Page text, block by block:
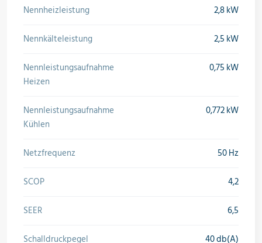
Nennheizleistung
2,8 kW
Nennkälteleistung
2,5 kW
Nennleistungsaufnahme
Heizen
0,75 kW
Nennleistungsaufnahme
Kühlen
0,772 kW
Netzfrequenz
50 Hz
SCOP
4,2
SEER
6,5
Schalldruckpegel
40 db(A)